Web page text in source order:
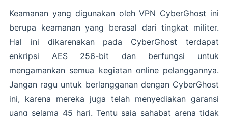
Keamanan yang digunakan oleh VPN CyberGhost ini
berupa keamanan yang berasal dari tingkat militer.
Hal ini dikarenakan pada CyberGhost terdapat
enkripsi AES 256-bit dan berfungsi untuk
mengamankan semua kegiatan online pelanggannya.
Jangan ragu untuk berlangganan dengan CyberGhost
ini, karena mereka juga telah menyediakan garansi
uang selama 45 hari. Tentu saja sahabat arena tidak